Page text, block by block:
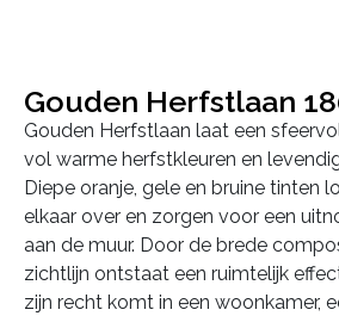
Gouden Herfstlaan
Gouden Herfstlaan laat een
vol warme herfstkleuren en
Diepe oranje, gele en bruine tinten
elkaar over en zorgen voor een
aan de muur. Door de brede
zichtlijn ontstaat een ruimtelijk
zijn recht komt in een woonkamer,